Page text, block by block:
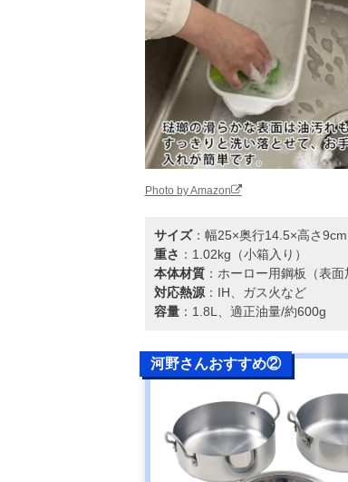
Photo by Amazon
サイズ：幅25×奥行14.5×高さ9cm
重さ ：1.02kg（小箱入り）
本体材質：ホーロー用鋼板（表面
対応熱源：IH、ガス火など
容量：1.8L、適正油量/約600g
河野さんおすすめ②